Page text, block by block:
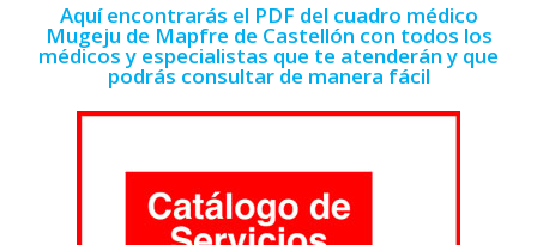
Aquí encontrarás el PDF del cuadro médico
Mugeju de Mapfre de Castellón con todos los
médicos y especialistas que te atenderán y que
podrás consultar de manera fácil